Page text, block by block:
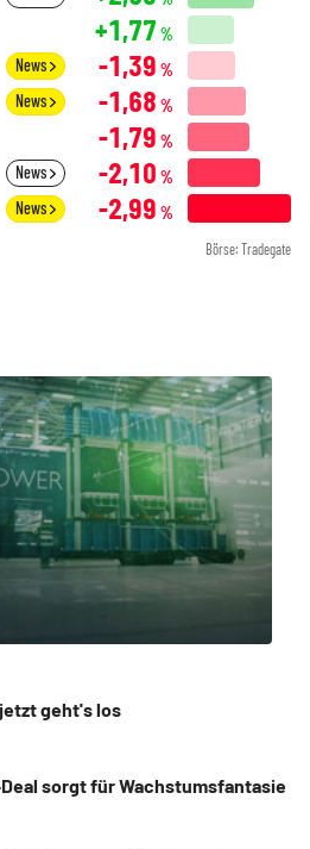
+1,77 %
News -1,39 %
News -1,68 %
-1,79 %
News -2,10 %
News -2,99 %
Börse: Tradegate
geht's los
sorgt für Wachstumsfantasie